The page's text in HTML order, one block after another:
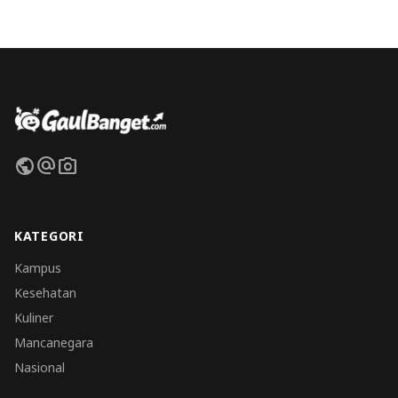
publicalternate_emailphoto_camera
KATEGORI
Kampus
Kesehatan
Kuliner
Mancanegara
Nasional